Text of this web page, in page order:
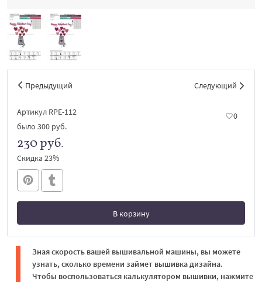
Предыдущий Следующий
Артикул RPE-112
0
было 300 руб.
230 руб.
Скидка 23%
В корзину
В корзине
Зная скорость вашей вышивальной машины, вы можете
узнать, сколько времени займет вышивка дизайна.
Чтобы воспользоваться калькулятором вышивки, нажмите